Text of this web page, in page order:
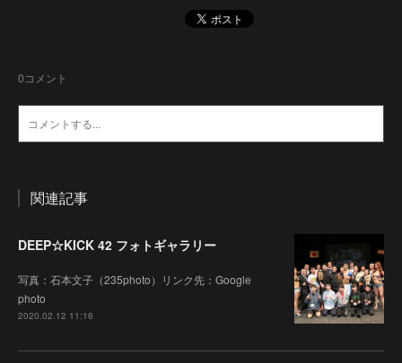
0コメント
関連記事
DEEP☆KICK 42 フォトギャラリー
写真：石本文子（235photo）リンク先：Google
photo
2020.02.12 11:16